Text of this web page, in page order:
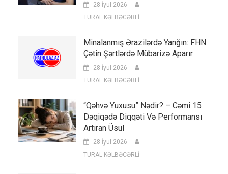
28 İyul 2026
TURAL KƏLBƏCƏRLİ
Minalanmış Ərazilərdə Yanğın: FHN
Çətin Şərtlərdə Mübarizə Aparır
28 İyul 2026
TURAL KƏLBƏCƏRLİ
“Qəhvə Yuxusu” Nədir? – Cəmi 15
Dəqiqədə Diqqəti Və Performansı
Artıran Üsul
28 İyul 2026
TURAL KƏLBƏCƏRLİ